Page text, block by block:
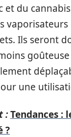
et du
Ils seront
une
:Tendances :
?